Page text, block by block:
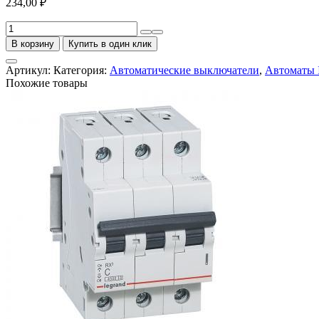
234,00 ₽
Количество
товара
Выключатель
автоматический
однополюсный
6А
В корзину Купить в один клик
Артикул: Категория: Автоматические выключатели, Автоматы
Похожие товары